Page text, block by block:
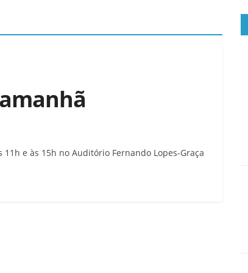
e às 15h no Auditório Fernando Lopes-Graça